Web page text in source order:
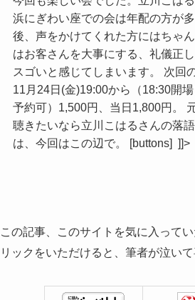
浜にぎわい座での会は年配の方が
後、声をかけてくれた方にはちゃ
はお客さんを大事にする、礼儀正
スゴいと感じてしまいます。 次回
11月24日(金)19:00から（18:30開
予約可）1,500円、当日1,800円。
聴きたいなら立川こはるさんの落
は、今回はこの辺で。 [buttons] ]]>
この記事、このサイトを気に入って
リックをいただけると、筆者が泣いて